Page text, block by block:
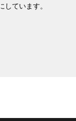
ています。